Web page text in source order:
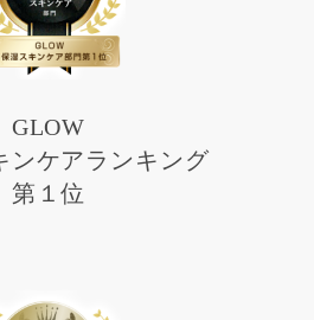
GLOW
ンケアランキング
第１位